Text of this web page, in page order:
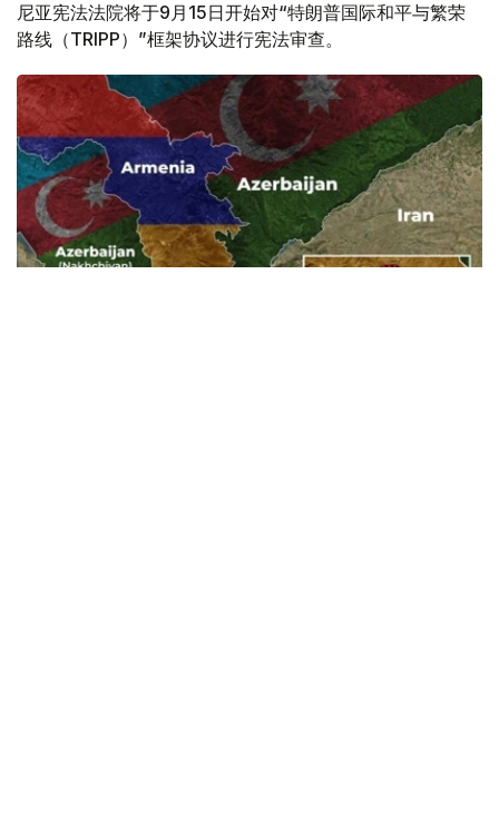
尼亚宪法法院将于9月15日开始对“特朗普国际和平与繁荣
路线（TRIPP）”框架协议进行宪法审查。